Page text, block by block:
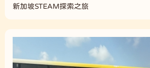
新加坡STEAM探索之旅